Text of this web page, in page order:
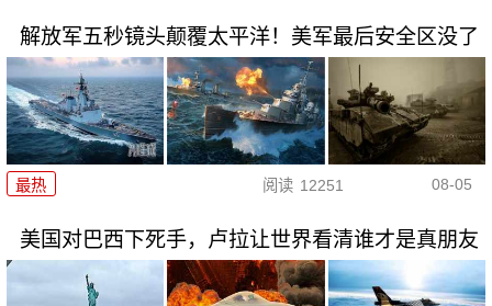
解放军五秒镜头颠覆太平洋！美军最后安全区没了
最热 阅读 12251 08-05
美国对巴西下死手，卢拉让世界看清谁才是真朋友